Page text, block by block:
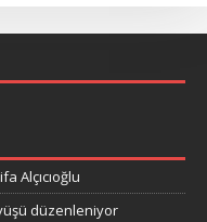
Alçıcıoğlu
düzenleniyor